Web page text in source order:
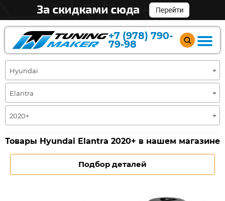
+7 (978) 790-
79-98
Hyundai
Elantra
2020+
Товары Hyundai Elantra 2020+ в нашем магазине
Подбор деталей